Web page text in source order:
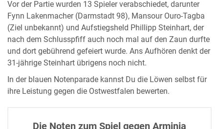
Vor der Partie wurden 13 Spieler verabschiedet, darunter
Fynn Lakenmacher (Darmstadt 98), Mansour Ouro-Tagba
(Ziel unbekannt) und Aufstiegsheld Phillipp Steinhart, der
nach dem Schlusspfiff auch noch mal auf den Zaun durfte
und dort gebührend gefeiert wurde. Ans Aufhören denkt der
31-jährige Steinhart übrigens noch nicht.
In der blauen Notenparade kannst Du die Löwen selbst für
ihre Leistung gegen die Ostwestfalen bewerten.
Die Noten zum Spiel gegen Arminia